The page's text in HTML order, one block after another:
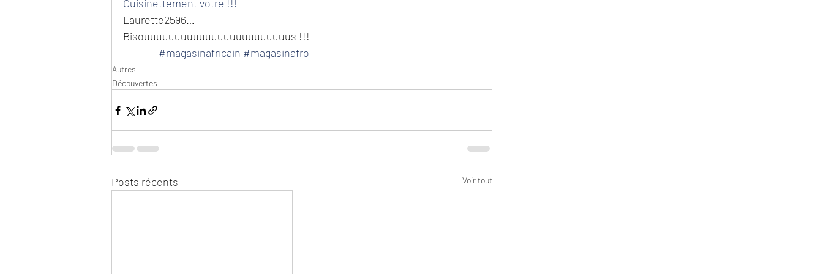
Cuisinettement votre !!!
Laurette2596…
Bisouuuuuuuuuuuuuuuuuuuuuuuus !!!
#magasinafricain #magasinafro
Autres
Découvertes
Posts récents Voir tout